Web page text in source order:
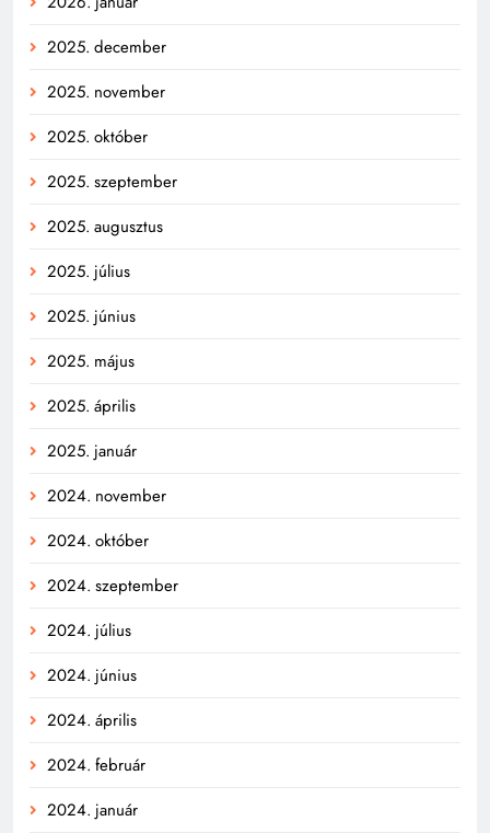
2025. december
2025. november
2025. október
2025. szeptember
2025. augusztus
2025. július
2025. június
2025. május
2025. április
2025. január
2024. november
2024. október
2024. szeptember
2024. július
2024. június
2024. április
2024. február
2024. január